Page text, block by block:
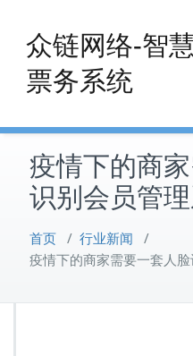
content
众链网络-智
票务系统
疫情下的商
识别会员管
首页 / 行业新闻 /
疫情下的商家需要一套人